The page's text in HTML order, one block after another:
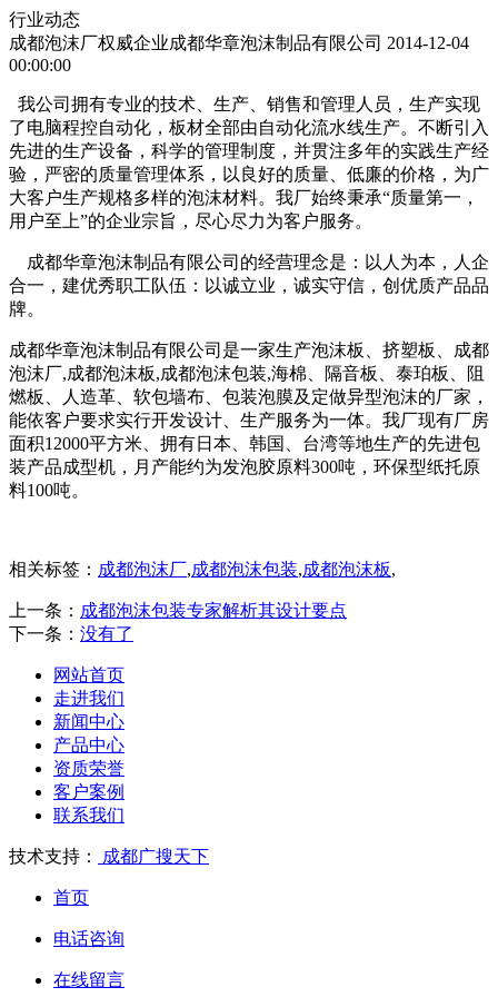
行业动态
成都泡沫厂权威企业成都华章泡沫制品有限公司 2014-12-04
00:00:00
我公司拥有专业的技术、生产、销售和管理人员，生产实现
了电脑程控自动化，板材全部由自动化流水线生产。不断引入
先进的生产设备，科学的管理制度，并贯注多年的实践生产经
验，严密的质量管理体系，以良好的质量、低廉的价格，为广
大客户生产规格多样的泡沫材料。我厂始终秉承“质量第一，
用户至上”的企业宗旨，尽心尽力为客户服务。
成都华章泡沫制品有限公司的经营理念是：以人为本，人企
合一，建优秀职工队伍：以诚立业，诚实守信，创优质产品品
牌。
成都华章泡沫制品有限公司是一家生产泡沫板、挤塑板、成都
泡沫厂,成都泡沫板,成都泡沫包装,海棉、隔音板、泰珀板、阻
燃板、人造革、软包墙布、包装泡膜及定做异型泡沫的厂家，
能依客户要求实行开发设计、生产服务为一体。我厂现有厂房
面积12000平方米、拥有日本、韩国、台湾等地生产的先进包
装产品成型机，月产能约为发泡胶原料300吨，环保型纸托原
料100吨。
相关标签： 成都泡沫厂,成都泡沫包装,成都泡沫板,
上一条： 成都泡沫包装专家解析其设计要点
下一条： 没有了
网站首页
走进我们
新闻中心
产品中心
资质荣誉
客户案例
联系我们
技术支持： 成都广搜天下
首页
电话咨询
在线留言